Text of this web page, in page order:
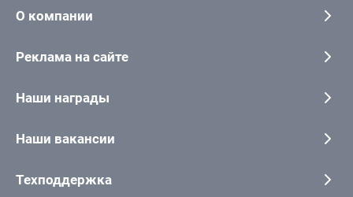
О компании
Реклама на сайте
Наши награды
Наши вакансии
Техподдержка